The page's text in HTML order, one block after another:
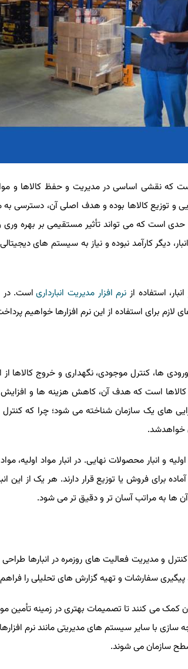
که نقشی اساسی در مدیریت و حفظ کالاها و
و توزیع کالاها بوده و هدف اصلی آن، دسترسی به
است که می‌ تواند تأثیر مستقیمی بر بهره ‌وری
دیگر کارآمد نبوده و نیاز به سیستم‌ های
استفاده از نرم افزار مدیریت انبارداریاست. در
لازم برای استفاده از این نرم افزارها خواهیم
ها، کنترل موجودی، نگهداری و خروج کالاها از
کالاها است که هدف آن، کاهش هزینه ‌ها و افزایش
های یک سازمان شناخته می ‌شود؛ چرا که
خواهدشد.
و انبار محصولات نهایی. در انبار مواد اولیه،
برای فروش یا توزیع قرار دارند. هر یک از این
آن ها به مراتب آسان ‌تر و دقیق‌ تر می ‌شود.
و مدیریت فعالیت ‌های روزمره در انبارها
سفارشات و تهیه گزارش‌ های تحلیلی را
کمک می ‌کنند تا تصمیمات بهتری در زمینه تأمین
سازی با سایر سیستم‌ های مدیریتی مانند نرم
سازمان می‌ شوند.